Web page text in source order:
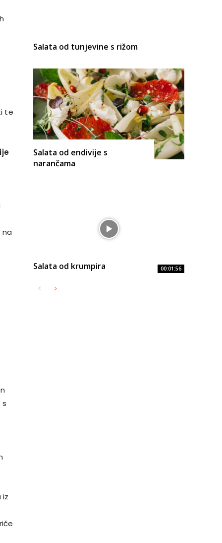
te
na
s
iz
Salata od tunjevine s rižom
Salata od endivije s
narančama
00:01:56
Salata od krumpira